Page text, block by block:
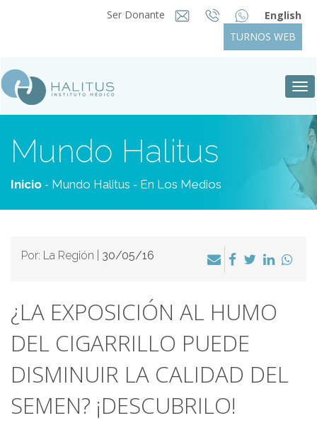
Ser Donante
English
TURNOS WEB
Mundo Halitus
Inicio - Mundo Halitus - En Los Medios
Por: La Región | 30/05/16
¿LA EXPOSICIÓN AL HUMO
DEL CIGARRILLO PUEDE
DISMINUIR LA CALIDAD DEL
SEMEN? ¡DESCUBRILO!